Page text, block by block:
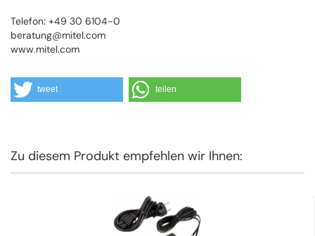
Telefon: +49 30 6104-0
beratung@mitel.com
www.mitel.com
tweet teilen
Zu diesem Produkt empfehlen wir Ihnen: